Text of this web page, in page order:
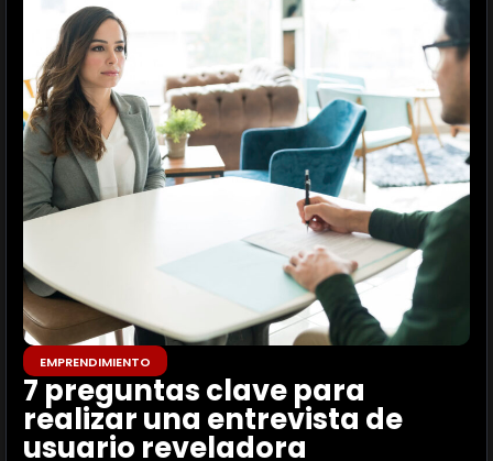
EMPRENDIMIENTO
7 preguntas clave para
realizar una entrevista de
usuario reveladora